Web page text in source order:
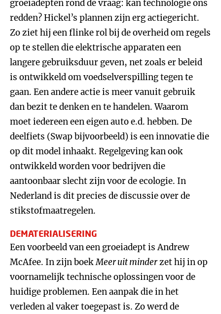
groeiadepten rond de vraag: kan technologie ons
redden? Hickel’s plannen zijn erg actiegericht.
Zo ziet hij een flinke rol bij de overheid om regels
op te stellen die elektrische apparaten een
langere gebruiksduur geven, net zoals er beleid
is ontwikkeld om voedselverspilling tegen te
gaan. Een andere actie is meer vanuit gebruik
dan bezit te denken en te handelen. Waarom
moet iedereen een eigen auto e.d. hebben. De
deelfiets (Swap bijvoorbeeld) is een innovatie die
op dit model inhaakt. Regelgeving kan ook
ontwikkeld worden voor bedrijven die
aantoonbaar slecht zijn voor de ecologie. In
Nederland is dit precies de discussie over de
stikstofmaatregelen.
DEMATERIALISERING
Een voorbeeld van een groeiadept is Andrew
McAfee. In zijn boekMeer uit minderzet hij in op
voornamelijk technische oplossingen voor de
huidige problemen. Een aanpak die in het
verleden al vaker toegepast is. Zo werd de